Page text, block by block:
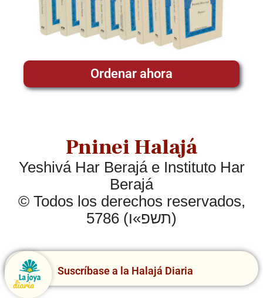
Ordenar ahora
Pninei Halajá
Yeshivá Har Berajá e Instituto Har
Berajá
© Todos los derechos reservados,
5786 (תשפ»ו)
Suscríbase a la Halajá Diaria